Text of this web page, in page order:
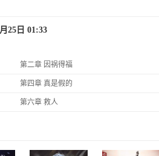
25日 01:33
第二章 因祸得福
第四章 真是假的
第六章 救人